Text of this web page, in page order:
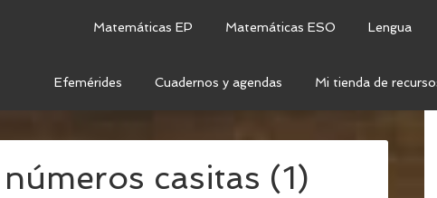
Matemáticas EP Matemáticas ESO Lengua
Efemérides Cuadernos y agendas Mi tienda de
DESCOMPOSICIÓN NÚMEROS
casitas (1)